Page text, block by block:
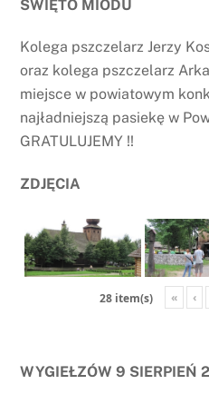
ŚWIĘTO MIODU
Kolega pszczelarz Jerzy
oraz kolega pszczelarz
miejsce w powiatowym
najładniejszą pasiekę w
GRATULUJEMY !!
ZDJĘCIA
28 item(s) « ‹
WYGIEŁZÓW 9 SIERPIEŃ